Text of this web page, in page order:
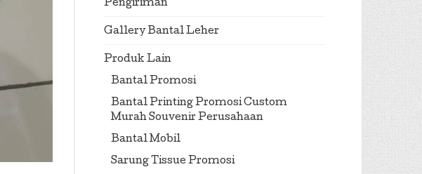
Pengiriman
Gallery Bantal Leher
Produk Lain
Bantal Promosi
Bantal Printing Promosi Custom
Murah Souvenir Perusahaan
Bantal Mobil
Sarung Tissue Promosi